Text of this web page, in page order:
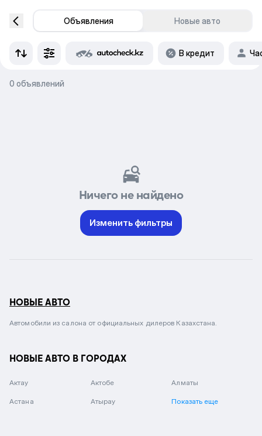
Объявления Новые авто
В кредит
0 объявлений
Ничего не найдено
Изменить фильтры
НОВЫЕ АВТО
Автомобили из салона от официальных дилеров Казахстана.
НОВЫЕ АВТО В ГОРОДАХ
Актау Актобе Алматы
Астана Атырау Показать еще